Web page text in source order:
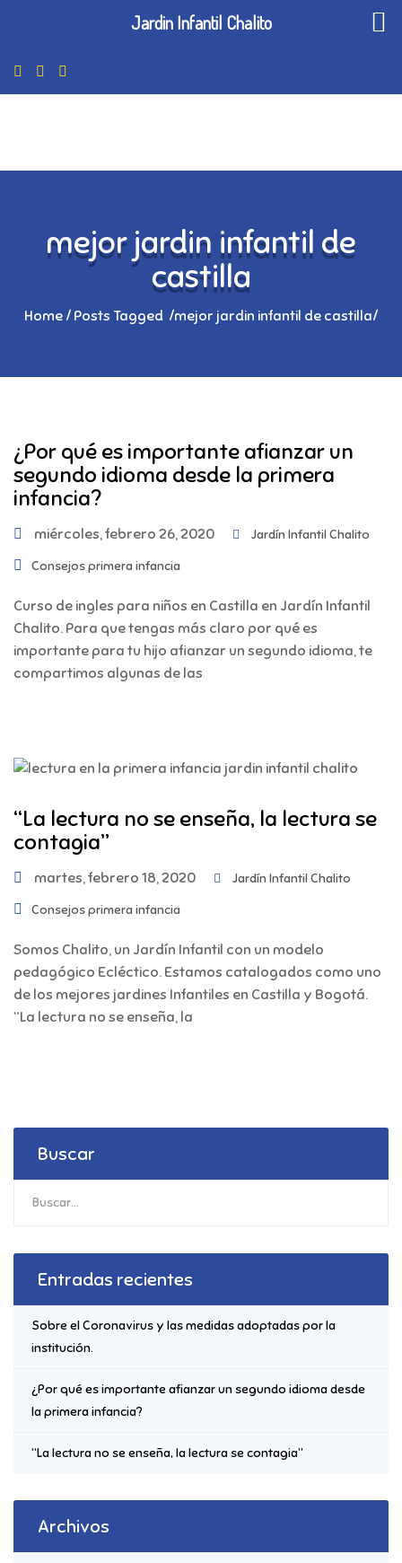
mejor jardin infantil de
castilla
Home / Posts Tagged /mejor jardin infantil de castilla/
¿Por qué es importante afianzar un
segundo idioma desde la primera
infancia?
miércoles, febrero 26, 2020 Jardín Infantil Chalito
Consejos primera infancia
Curso de ingles para niños en Castilla en Jardín Infantil
Chalito. Para que tengas más claro por qué es
importante para tu hijo afianzar un segundo idioma, te
compartimos algunas de las
“La lectura no se enseña, la lectura se
contagia”
martes, febrero 18, 2020 Jardín Infantil Chalito
Consejos primera infancia
Somos Chalito, un Jardín Infantil con un modelo
pedagógico Ecléctico. Estamos catalogados como uno
de los mejores jardines Infantiles en Castilla y Bogotá.
“La lectura no se enseña, la
Buscar
Entradas recientes
Sobre el Coronavirus y las medidas adoptadas por la
institución.
¿Por qué es importante afianzar un segundo idioma desde
la primera infancia?
“La lectura no se enseña, la lectura se contagia”
Archivos
Jardin Infantil Chalito